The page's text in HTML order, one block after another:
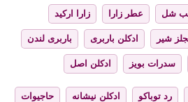
شل عطر زارا زارا ارکید
شیر ادکلن باربری باربری لندن
سدرات بویز ادکلن اصل
رد توباکو ادکلن نیشانه حاجیوات